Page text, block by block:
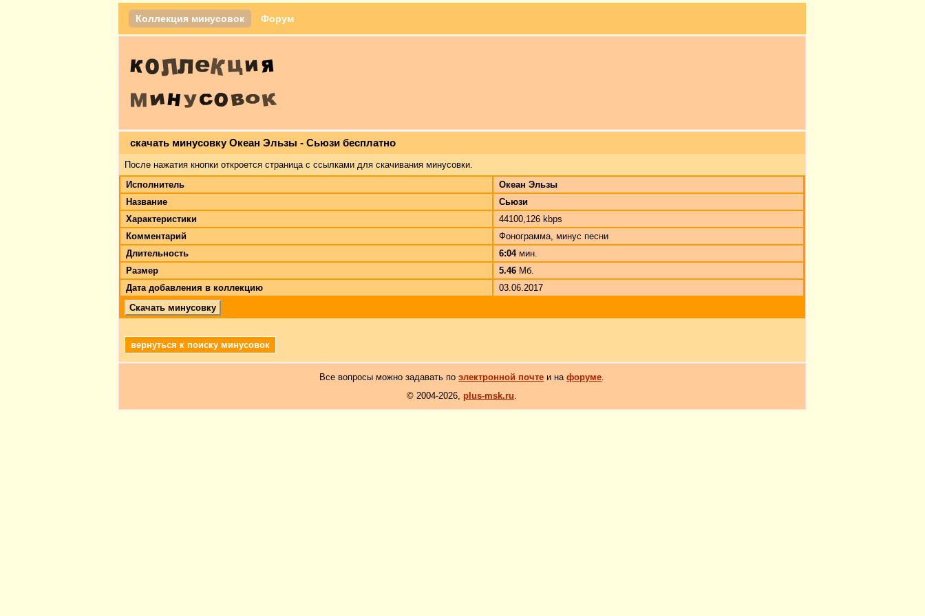
Коллекция минусовок Форум
скачать минусовку Океан Эльзы - Сьюзи бесплатно
После нажатия кнопки откроется страница с ссылками для скачивания минусовки.
Исполнитель
Океан Эльзы
Название
Сьюзи
Характеристики
44100,126 kbps
Комментарий
Фонограмма, минус песни
Длительность
6:04мин.
Размер
5.46 Мб.
Дата добавления в коллекцию
03.06.2017
Скачать минусовку
вернуться к поиску минусовок
Все вопросы можно задавать поэлектронной почте и нафоруме.
© 2004-2026, plus-msk.ru.